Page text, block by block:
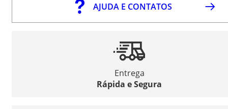
AJUDA E CONTATOS
Entrega
Rápida e Segura